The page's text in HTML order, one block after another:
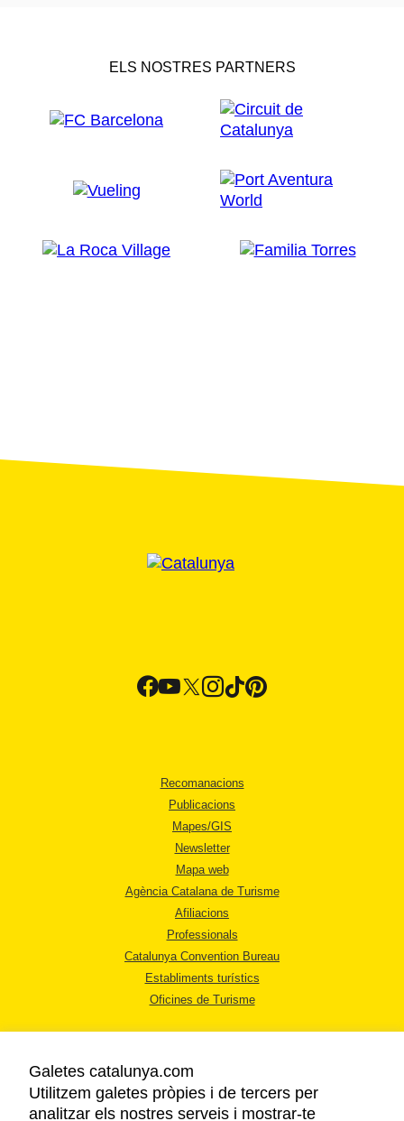
ELS NOSTRES PARTNERS
Recomanacions
Publicacions
Mapes/GIS
Newsletter
Mapa web
Agència Catalana de Turisme
Afiliacions
Professionals
Catalunya Convention Bureau
Establiments turístics
Oficines de Turisme
Galetes catalunya.com
Utilitzem galetes pròpies i de tercers per
analitzar els nostres serveis i mostrar-te